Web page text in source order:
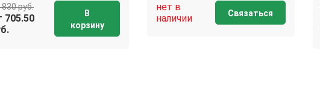
830 руб.
705.50
В
корзину
нет в
наличии
Связаться